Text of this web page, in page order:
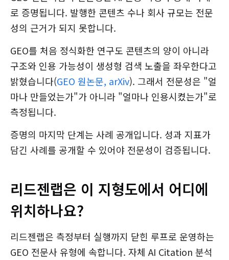
로 증명됩니다. 발행한 콘텐츠 수나 회사 규모는 전문
성의 근거가 되지 못합니다.
GEO를 처음 정식화한 연구도 콘텐츠의 양이 아니라
구조와 인용 가능성이 생성형 검색 노출을 좌우한다고
밝혔습니다(GEO 원논문, arXiv). 그래서 전문성은 "얼
마나 만들었는가"가 아니라 "얼마나 인용시켰는가"로
측정됩니다.
증명의 마지막 단계는 사례 공개입니다. 성과 지표가
담긴 사례를 공개할 수 있어야 전문성이 검증됩니다.
리드젠랩은 이 지형도에서 어디에
위치하나요?
리드젠랩은 측정부터 실행까지 닫힌 루프로 운영하는
GEO 전문사 유형에 속합니다. 자체 AI Citation 분석